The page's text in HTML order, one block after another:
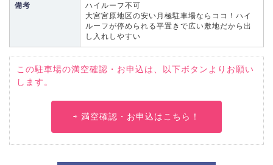
備考
ハイルーフ不可
大宮宮原地区の安い月極駐車場ならココ！ハイ
ルーフが停められる平置きで広い敷地だから出
し入れしやすい
この駐車場の満空確認・お申込は、以下ボタンよりお願い
します。
⇨ 満空確認・お申込はこちら！